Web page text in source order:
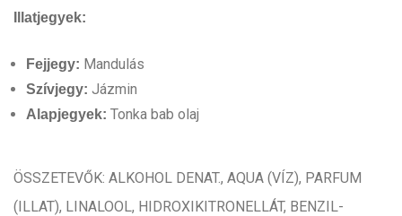
Illatjegyek:
Fejjegy: Mandulás
Szívjegy: Jázmin
Alapjegyek: Tonka bab olaj
ÖSSZETEVŐK: ALKOHOL DENAT., AQUA (VÍZ), PARFUM
(ILLAT), LINALOOL, HIDROXIKITRONELLÁT, BENZIL-